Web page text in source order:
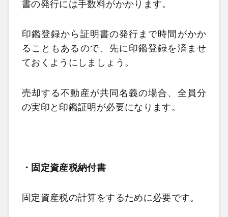
書の発行には手数料がかかります。
印鑑登録から証明書の発行まで時間がかか
ることもあるので、先に印鑑登録を済ませ
ておくようにしましょう。
売却する不動産が共同名義の場合、全員分
の実印と印鑑証明が必要になります。
・固定資産税納付書
固定資産税の計算をするために必要です。